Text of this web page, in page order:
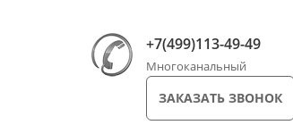
+7(499)113-49-49
Многоканальный
ЗАКАЗАТЬ ЗВОНОК